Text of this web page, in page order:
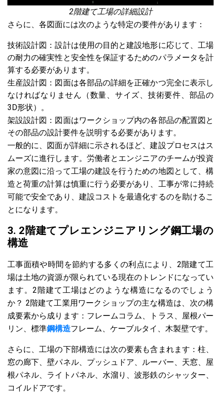
2階建て工場の詳細設計
さらに、各図面には次のような特定の要件があります：
技術設計図：設計は使用の目的と建設地形に応じて、工場
の耐力の確実性と安全性を保証するためのパラメータを計
算する必要があります。
生産設計図：図面は各部品の詳細を正確かつ完全に表示し
なければなりません（数量、サイズ、技術要件、部品の
3D形状）。
架設設計図：図面はワークショップ内の各部品の配置図と
その部品の設計要件を説明する必要があります。
一般的に、図面が詳細に示されるほど、建設プロセスはス
ムーズに進行します。労働者とエンジニアのチームが投資
家の意図に沿って工場の建設を行うための地図として、構
造と荷重の計算は慎重に行う必要があり、工事が常に持続
可能で安全であり、建設コストを最適化するのを助けるこ
とになります。
3. 2階建てプレエンジニアリング鋼工場の
構造
工事面積や時間を節約する多くの利点により、2階建て工
場は土地の資源が限られている現在のトレンドになってい
ます。2階建て工場はどのような構造になるのでしょう
か？ 2階建て工業用ワークショップの主な構造は、次の構
成要素から成ります：フレームコラム、トラス、屋根パー
リン、標準鋼構造フレーム、ケーブルタイ、木製壁です。
さらに、工場の下部構造には次の要素も含まれます：柱、
窓の廊下、壁パネル、プッシュドア、ルーバー、天窓、屋
根パネル、ライトパネル、水溜り、波形鉄のシャッター、
コイルドアです。